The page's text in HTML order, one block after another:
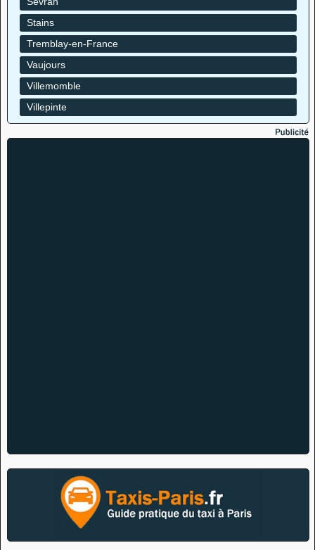
Stains
Tremblay-en-France
Vaujours
Villemomble
Villepinte